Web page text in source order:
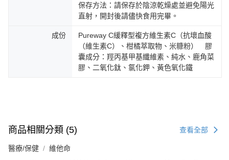
保存方法：請保存於陰涼乾燥處並避免陽光
直射，開封後請儘快食用完畢。
成份
Pureway C緩釋型複方維生素C（抗壞血酸
（維生素C）、柑橘萃取物、米糠粉） 膠
囊成分：羥丙基甲基纖維素、純水、鹿角菜
膠、二氧化鈦、氯化鉀、黃色氧化鐵
商品相關分類 (5) 查看全部
醫療/保健 維他命